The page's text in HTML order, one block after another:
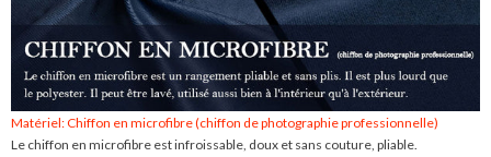
Matériel: Chiffon en microfibre (chiffon de photographie professionnelle)
Le chiffon en microfibre est infroissable, doux et sans couture, pliable.